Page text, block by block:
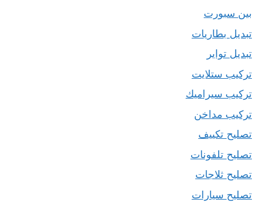
بين سبورت
تبديل بطاريات
تبديل تواير
تركيب ستلايت
تركيب سيراميك
تركيب مداخن
تصليح تكييف
تصليح تلفونات
تصليح ثلاجات
تصليح سيارات